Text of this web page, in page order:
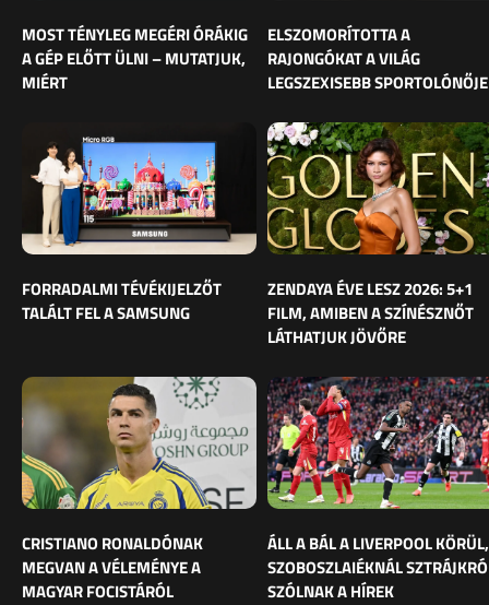
MOST TÉNYLEG MEGÉRI ÓRÁKIG
A GÉP ELŐTT ÜLNI – MUTATJUK,
MIÉRT
ELSZOMORÍTOTTA A
RAJONGÓKAT A VILÁG
LEGSZEXISEBB SPORTOLÓNŐJE
FORRADALMI TÉVÉKIJELZŐT
TALÁLT FEL A SAMSUNG
ZENDAYA ÉVE LESZ 2026: 5+1
FILM, AMIBEN A SZÍNÉSZNŐT
LÁTHATJUK JÖVŐRE
CRISTIANO RONALDÓNAK
MEGVAN A VÉLEMÉNYE A
MAGYAR FOCISTÁRÓL
ÁLL A BÁL A LIVERPOOL KÖRÜL,
SZOBOSZLAIÉKNÁL
SZÓLNAK A HÍREK